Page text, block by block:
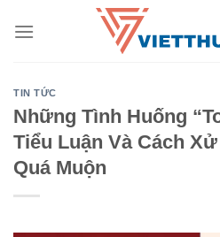
TIN TỨC
Những Tình Huống
Tiểu Luận Và Cách
Quá Muộn